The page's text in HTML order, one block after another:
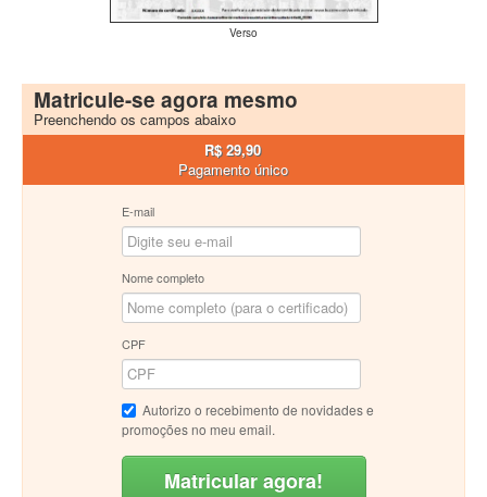
Verso
Matricule-se agora mesmo
Preenchendo os campos abaixo
R$ 29,90
Pagamento único
E-mail
Nome completo
CPF
Autorizo o recebimento de novidades e
promoções no meu email.
Matricular agora!